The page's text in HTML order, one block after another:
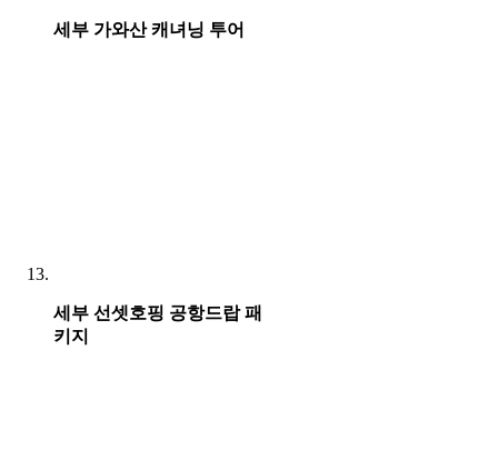
세부 가와산 캐녀닝 투어
세부 선셋호핑 공항드랍 패
키지